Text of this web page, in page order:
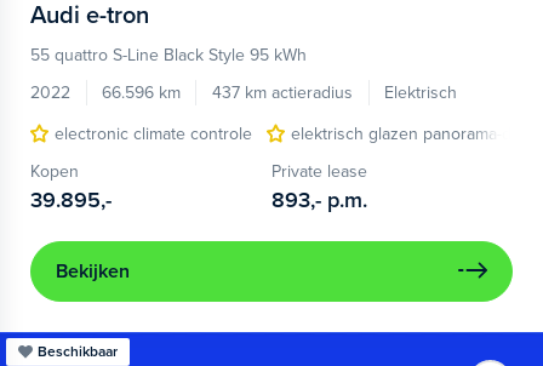
Audi e-tron
55 quattro S-Line Black Style 95 kWh
2022
66.596 km 437 km actieradius
Elektrisch
electronic climate controle
elektrisch glazen panorama-dak
Kopen
39.895,-
Private lease
893,- p.m.
Bekijken
Beschikbaar